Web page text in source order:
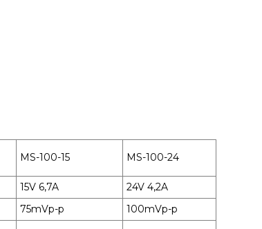
MS-100-15 MS-100-24
15V 6,7A
24V 4,2A
75mVp-p
100mVp-p